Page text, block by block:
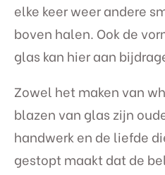
elke keer weer andere
boven halen. Ook de
glas kan hier aan
Zowel het maken van
blazen van glas zijn
handwerk en de liefde
gestopt maakt dat de